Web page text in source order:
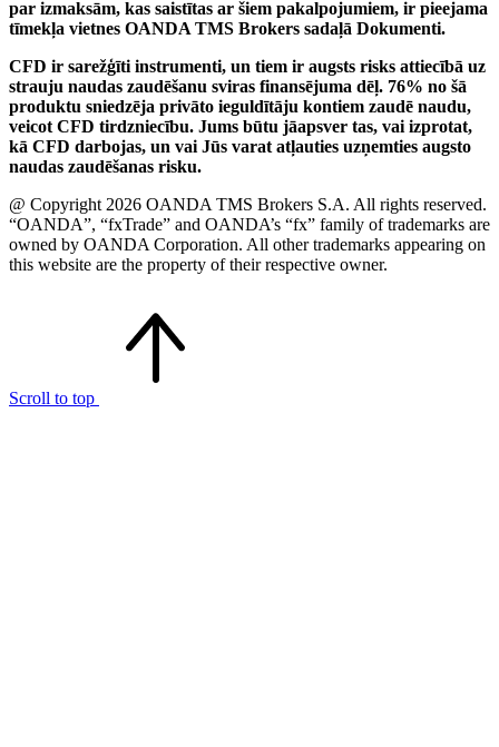
par izmaksām, kas saistītas ar šiem pakalpojumiem, ir pieejama
tīmekļa vietnes OANDA TMS Brokers sadaļā Dokumenti.
CFD ir sarežģīti instrumenti, un tiem ir augsts risks attiecībā uz
strauju naudas zaudēšanu sviras finansējuma dēļ. 76% no šā
produktu sniedzēja privāto ieguldītāju kontiem zaudē naudu,
veicot CFD tirdzniecību. Jums būtu jāapsver tas, vai izprotat,
kā CFD darbojas, un vai Jūs varat atļauties uzņemties augsto
naudas zaudēšanas risku.
@ Copyright 2026 OANDA TMS Brokers S.A. All rights reserved.
“OANDA”, “fxTrade” and OANDA’s “fx” family of trademarks are
owned by OANDA Corporation. All other trademarks appearing on
this website are the property of their respective owner.
Scroll to top